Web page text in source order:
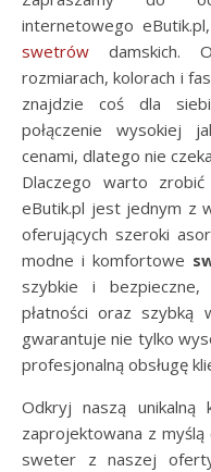
internetowego
swetrów damskich.
rozmiarach, kolorach i
znajdzie coś dla
połączenie wysokiej
cenami, dlatego nie
Dlaczego warto
eButik.pl jest jednym z
oferujących szeroki
modne i komfortowe
szybkie i
płatności oraz szybką
gwarantuje nie tylko
profesjonalną obsługę
Odkryj naszą unikalną
zaprojektowana z myślą
sweter z naszej